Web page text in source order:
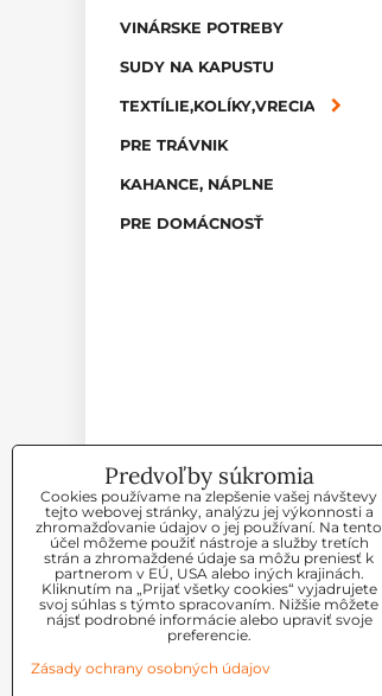
VINÁRSKE POTREBY
SUDY NA KAPUSTU
TEXTÍLIE,KOLÍKY,VRECIA
PRE TRÁVNIK
KAHANCE, NÁPLNE
PRE DOMÁCNOSŤ
KONTAKT
Agromix-X s.r.o
Telefón:
+421 948 070443
Predvoľby súkromia
Cookies používame na zlepšenie vašej návštevy
tejto webovej stránky, analýzu jej výkonnosti a
zhromažďovanie údajov o jej používaní. Na tento
účel môžeme použiť nástroje a služby tretích
strán a zhromaždené údaje sa môžu preniesť k
partnerom v EÚ, USA alebo iných krajinách.
Kliknutím na „Prijať všetky cookies“ vyjadrujete
svoj súhlas s týmto spracovaním. Nižšie môžete
nájsť podrobné informácie alebo upraviť svoje
preferencie.
Zásady ochrany osobných údajov